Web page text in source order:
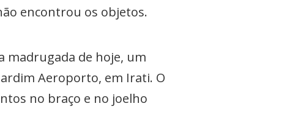
encontrou os objetos.
madrugada de hoje, um
Aeroporto, em Irati. O
no braço e no joelho